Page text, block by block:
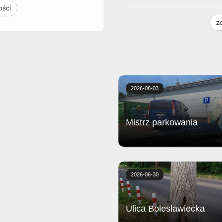
podstawą każdej pizzy jest
(sos pomidorowy, ser i oregano) -
24cm), 4,00 (duża 40cm) -
małej pizzy 21,90
Mistrz parkowania
2026-08-03
Ulica Bolesławiecka
2026-06-30